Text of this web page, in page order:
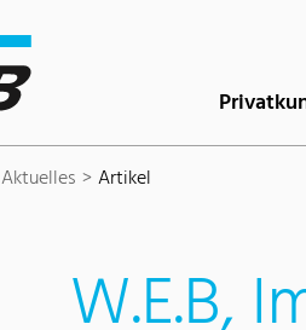
Aktuelles Artikel
W.E.B,